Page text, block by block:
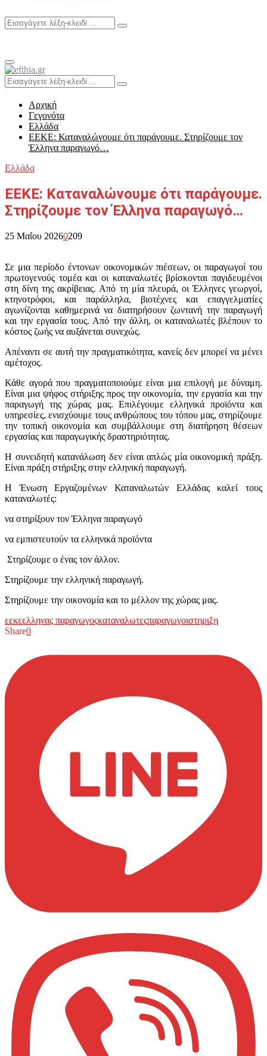
Search
Search
Primary
Menu
Search
for:
Search
Αρχική
Γεγονότα
Ελλάδα
ΕΕΚΕ: Καταναλώνουμε ότι παράγουμε. Στηρίζουμε τον
Έλληνα παραγωγό…
Ελλάδα
ΕΕΚΕ: Καταναλώνουμε ότι παράγουμε.
Στηρίζουμε τον Έλληνα παραγωγό…
25 Μαΐου 20260209
Σε μια περίοδο έντονων οικονομικών πιέσεων, οι παραγωγοί του
πρωτογενούς τομέα και οι καταναλωτές βρίσκονται παγιδευμένοι
στη δίνη της ακρίβειας. Από τη μία πλευρά, οι Έλληνες γεωργοί,
κτηνοτρόφοι, και παράλληλα, βιοτέχνες και επαγγελματίες
αγωνίζονται καθημερινά να διατηρήσουν ζωντανή την παραγωγή
και την εργασία τους. Από την άλλη, οι καταναλωτές βλέπουν το
κόστος ζωής να αυξάνεται συνεχώς.
Απέναντι σε αυτή την πραγματικότητα, κανείς δεν μπορεί να μένει
αμέτοχος.
Κάθε αγορά που πραγματοποιούμε είναι μια επιλογή με δύναμη.
Είναι μια ψήφος στήριξης προς την οικονομία, την εργασία και την
παραγωγή της χώρας μας. Επιλέγουμε ελληνικά προϊόντα και
υπηρεσίες, ενισχύουμε τους ανθρώπους του τόπου μας, στηρίζουμε
την τοπική οικονομία και συμβάλλουμε στη διατήρηση θέσεων
εργασίας και παραγωγικής δραστηριότητας.
Η συνειδητή κατανάλωση δεν είναι απλώς μία οικονομική πράξη.
Είναι πράξη στήριξης στην ελληνική παραγωγή.
Η Ένωση Εργαζομένων Καταναλωτών Ελλάδας καλεί τους
καταναλωτές:
να στηρίξουν τον Έλληνα παραγωγό
να εμπιστευτούν τα ελληνικά προϊόντα
Στηρίζουμε ο ένας τον άλλον.
Στηρίζουμε την ελληνική παραγωγή.
Στηρίζουμε την οικονομία και το μέλλον της χώρας μας.
εεκεελληνας παραγωγοςκαταναλωτεςπαραγωγοιστηριξη
Share0